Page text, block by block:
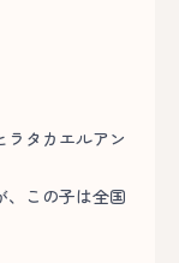
ラタカエルアン
、この子は全国